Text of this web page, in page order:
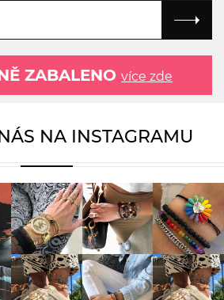
ZABALENO více zde
NA INSTAGRAMU